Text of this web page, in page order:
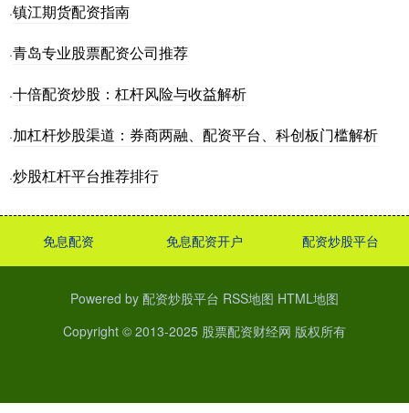
·镇江期货配资指南
·青岛专业股票配资公司推荐
·十倍配资炒股：杠杆风险与收益解析
·加杠杆炒股渠道：券商两融、配资平台、科创板门槛解析
·炒股杠杆平台推荐排行
免息配资 免息配资开户 配资炒股平台
Powered by 配资炒股平台 RSS地图 HTML地图
Copyright © 2013-2025 股票配资财经网 版权所有